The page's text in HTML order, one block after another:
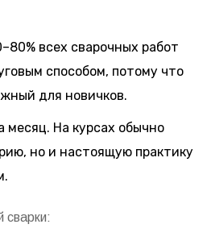
всех сварочных работ
способом, потому что
для новичков.
месяц. На курсах обычно
но и настоящую практику
сварки: